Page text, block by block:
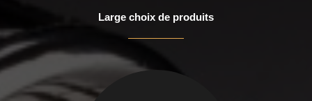
Large choix de produits